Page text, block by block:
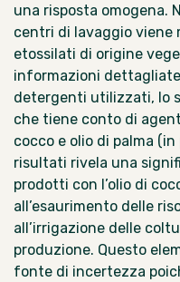
una risposta omogena.
centri di lavaggio viene
etossilati di origine
informazioni
detergenti utilizzati, lo
che tiene conto di
cocco e olio di palma (in
risultati rivela una
prodotti con l’olio di
all’esaurimento delle
all’irrigazione delle
produzione. Questo
fonte di incertezza